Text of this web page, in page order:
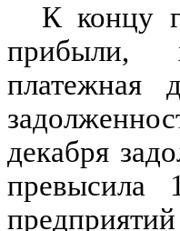
К концу
прибыли,
платежная
декабря
превысила